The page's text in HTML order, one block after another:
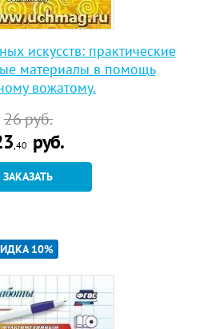
искусств: практические
материалы в помощь
вожатому.
26руб.
,40 руб.
ЗАКАЗАТЬ
10%